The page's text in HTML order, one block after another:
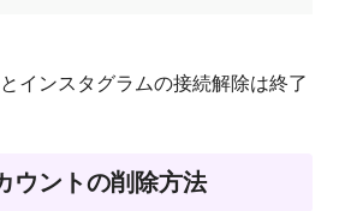
インスタグラムの接続解除は終了
ウントの削除方法